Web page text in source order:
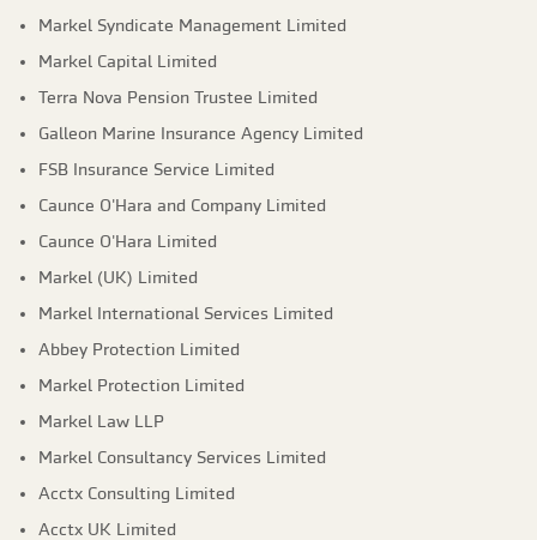
Markel Syndicate Management Limited
Markel Capital Limited
Terra Nova Pension Trustee Limited
Galleon Marine Insurance Agency Limited
FSB Insurance Service Limited
Caunce O'Hara and Company Limited
Caunce O'Hara Limited
Markel (UK) Limited
Markel International Services Limited
Abbey Protection Limited
Markel Protection Limited
Markel Law LLP
Markel Consultancy Services Limited
Acctx Consulting Limited
Acctx UK Limited